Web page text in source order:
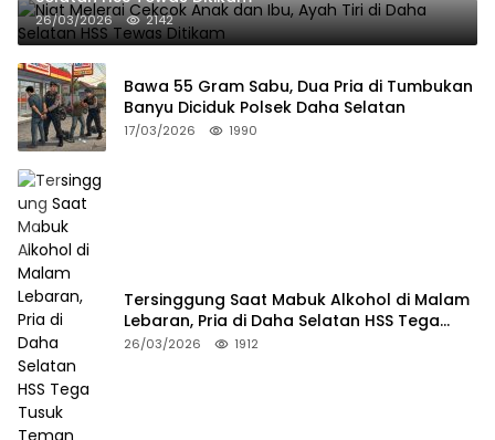
26/03/2026 2142
Bawa 55 Gram Sabu, Dua Pria di Tumbukan
Banyu Diciduk Polsek Daha Selatan
17/03/2026 1990
Tersinggung Saat Mabuk Alkohol di Malam
Lebaran, Pria di Daha Selatan HSS Tega
Tusuk Teman Sendiri
26/03/2026 1912